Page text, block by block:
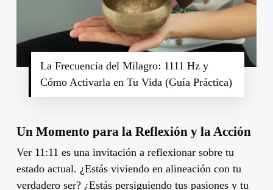
La Frecuencia del Milagro: 1111 Hz y
Cómo Activarla en Tu Vida (Guía Práctica)
Un Momento para la Reflexión y la Acción
Ver 11:11 es una invitación a reflexionar sobre tu
estado actual. ¿Estás viviendo en alineación con tu
verdadero ser? ¿Estás persiguiendo tus pasiones y tu